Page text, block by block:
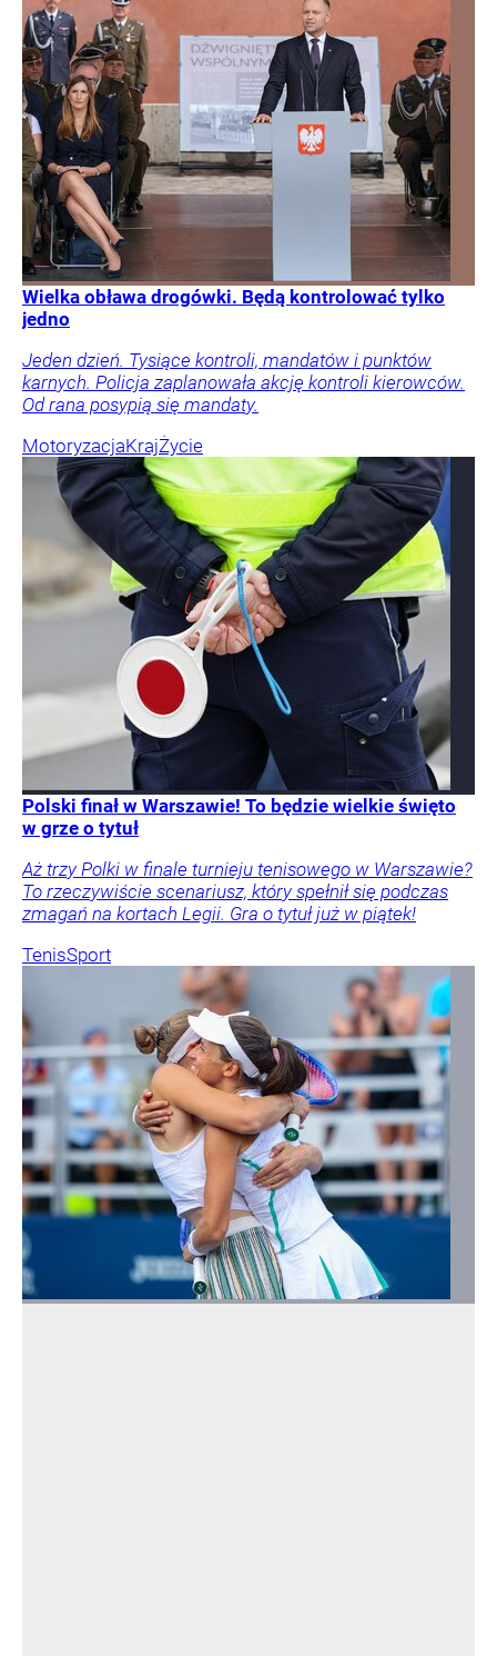
Wielka obława drogówki. Będą kontrolować tylko
jedno
Jeden dzień. Tysiące kontroli, mandatów i punktów
karnych. Policja zaplanowała akcję kontroli kierowców.
Od rana posypią się mandaty.
MotoryzacjaKrajŻycie
Polski finał w Warszawie! To będzie wielkie święto
w grze o tytuł
Aż trzy Polki w finale turnieju tenisowego w Warszawie?
To rzeczywiście scenariusz, który spełnił się podczas
zmagań na kortach Legii. Gra o tytuł już w piątek!
TenisSport